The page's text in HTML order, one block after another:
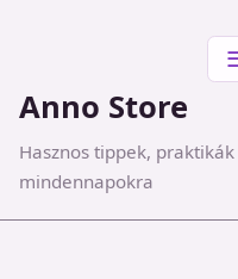
Anno Store
Hasznos tippek,
mindennapokra